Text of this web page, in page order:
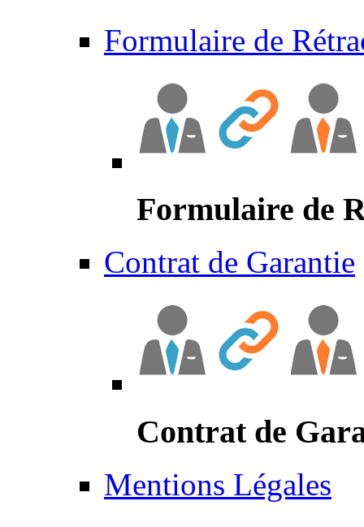
Formulaire de
Formulaire de
Contrat de Garantie
Contrat de
Mentions Légales